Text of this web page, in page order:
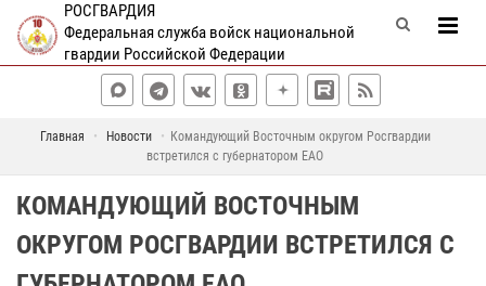
РОСГВАРДИЯ
Федеральная служба войск национальной
гвардии Российской Федерации
Главная Новости
Командующий Восточным округом Росгвардии
встретился с губернатором ЕАО
КОМАНДУЮЩИЙ ВОСТОЧНЫМ
ОКРУГОМ РОСГВАРДИИ ВСТРЕТИЛСЯ С